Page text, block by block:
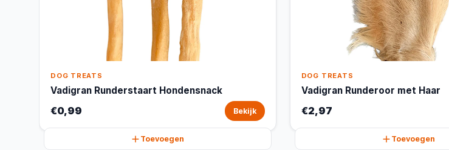
DOG TREATS
Vadigran Runderstaart Hondensnack
€0,99 Bekijk
Toevoegen
DOG TREATS
Vadigran Runderoor met Haar
€2,97
Toevoegen